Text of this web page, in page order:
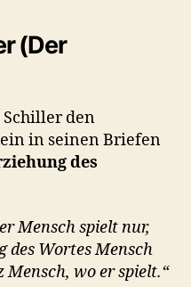
(Der
den
in seinen Briefen
des
Mensch spielt nur,
des Wortes Mensch
Mensch, wo er spielt.“